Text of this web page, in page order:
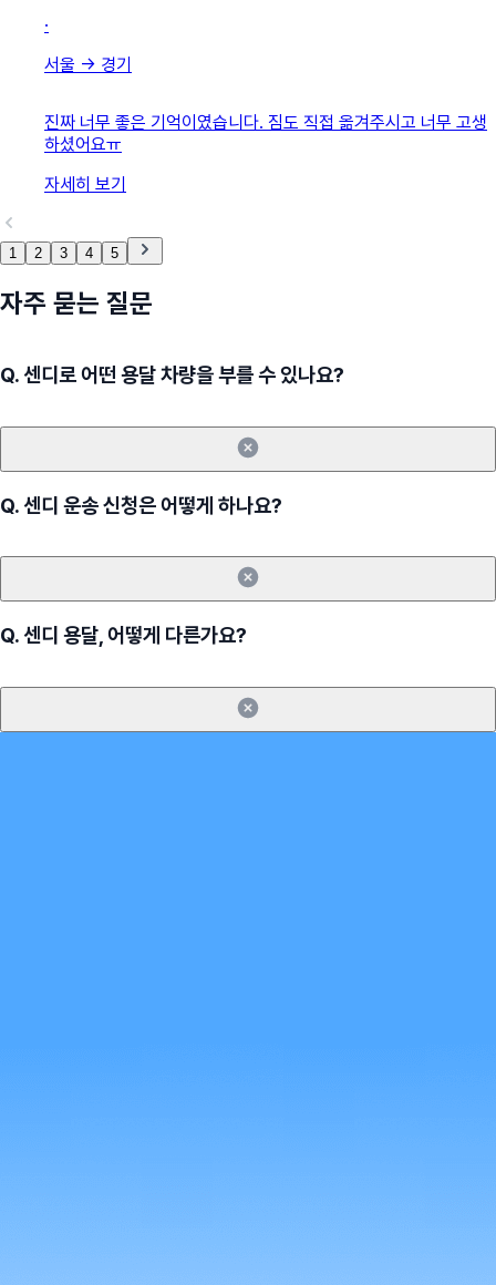
·
서울 → 경기
진짜 너무 좋은 기억이였습니다. 짐도 직접 옮겨주시고 너무 고생
하셨어요ㅠ
자세히 보기
1 2 3 4 5
자주 묻는 질문
Q.센디로 어떤 용달 차량을 부를 수 있나요?
Q.센디 운송 신청은 어떻게 하나요?
Q.센디 용달, 어떻게 다른가요?